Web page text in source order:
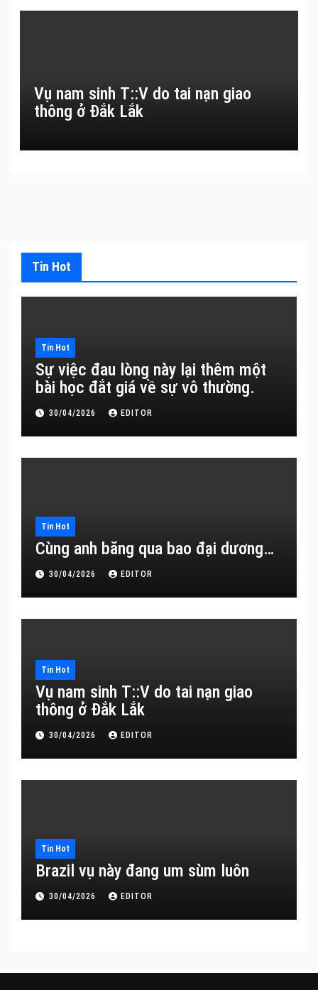
Vụ nam sinh T::V do tai nạn giao
thông ở Đắk Lắk
Tin Hot
Tin Hot
Sự việc đau lòng này lại thêm một
bài học đắt giá về sự vô thường.
30/04/2026 EDITOR
Tin Hot
Cùng anh băng qua bao đại dương…
30/04/2026 EDITOR
Tin Hot
Vụ nam sinh T::V do tai nạn giao
thông ở Đắk Lắk
30/04/2026 EDITOR
Tin Hot
Brazil vụ này đang um sùm luôn
30/04/2026 EDITOR